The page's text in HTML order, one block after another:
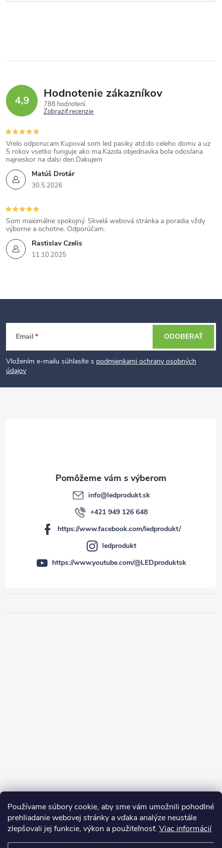
Používame súbory cookie, aby sme vám umožnili pohodlné
prehliadanie webovej stránky a vďaka analýze neustále
zlepšovali jej funkcie, výkon a použiteľnosť. Viac informácií
4,9 Hodnotenie zákazníkov
788 hodnotení
Zobraziť recenzie
Matúš Drotár
30.5.2026
Vrelo odporucam.Kupoval som led pasiky atd.do celeho domu a uz
5 rokov vsetko funguje ako ma.Kazda objednavka bola odoslana
najneskor na dalsi den.Dakujem
Rastislav Czelis
11.10.2025
Som maximálne spokojný. Skvelá webová stránka a poradia vždy
výborne a ochotne. Odporúčam.
t
Email
Vložením e-mailu súhlasíte s podmienkami ochrany osobných
údajov
ODOBERAŤ
info@ledprodukt.sk
+421 949 126 648
https://www.facebook.com/ledprodukt/
ledprodukt
https://www.youtube.com/@LEDproduktsk